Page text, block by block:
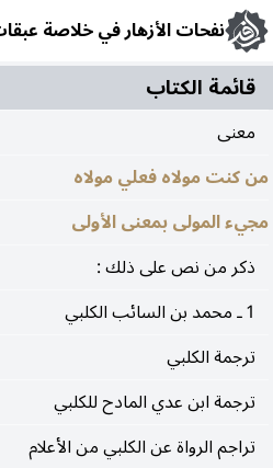
نفحات الأزهار في خلاصة عبقات
قائمة الکتاب
معنى
من كنت مولاه فعلي مولاه
مجيء المولى بمعنى الأولى
ذكر من نص على ذلك :
1 ـ محمد بن السائب الكلبي
ترجمة الكلبي
ترجمة ابن عدي المادح للكلبي
تراجم الرواة عن الكلبي من الأعلام